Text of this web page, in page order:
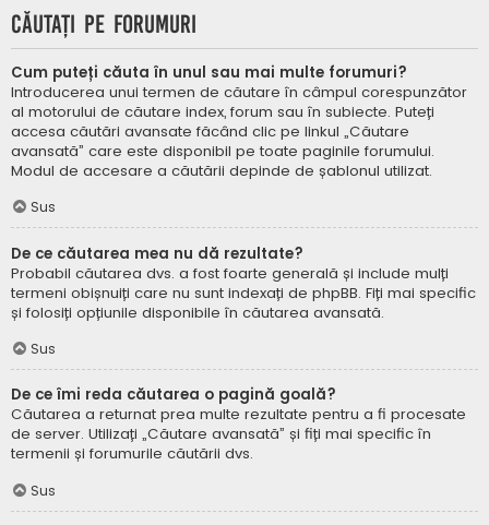
Căutați pe forumuri
Cum puteți căuta în unul sau mai multe forumuri?
Introducerea unui termen de căutare în câmpul corespunzător
al motorului de căutare index, forum sau în subiecte. Puteți
accesa căutări avansate făcând clic pe linkul „Căutare
avansată” care este disponibil pe toate paginile forumului.
Modul de accesare a căutării depinde de șablonul utilizat.
Sus
De ce căutarea mea nu dă rezultate?
Probabil căutarea dvs. a fost foarte generală și include mulți
termeni obișnuiți care nu sunt indexați de phpBB. Fiți mai specific
și folosiți opțiunile disponibile în căutarea avansată.
Sus
De ce îmi reda căutarea o pagină goală?
Căutarea a returnat prea multe rezultate pentru a fi procesate
de server. Utilizați „Căutare avansată” și fiți mai specific în
termenii și forumurile căutării dvs.
Sus